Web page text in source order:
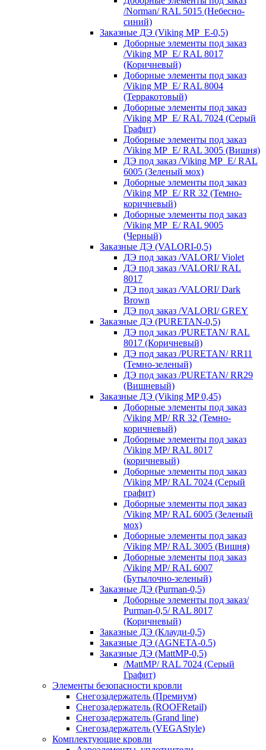
/Norman/ RAL 5015 (Небесно-
синий)
Заказные ДЭ (Viking MP_E-0,5)
Доборные элементы под заказ
/Viking MP_E/ RAL 8017
(Коричневый)
Доборные элементы под заказ
/Viking MP_E/ RAL 8004
(Терракотовый)
Доборные элементы под заказ
/Viking MP_E/ RAL 7024 (Серый
Графит)
Доборные элементы под заказ
/Viking MP_E/ RAL 3005 (Вишня)
ДЭ под заказ /Viking MP_E/ RAL
6005 (Зеленый мох)
Доборные элементы под заказ
/Viking MP_E/ RR 32 (Темно-
коричневый)
Доборные элементы под заказ
/Viking MP_E/ RAL 9005
(Черный)
Заказные ДЭ (VALORI-0,5)
ДЭ под заказ /VALORI/ Violet
ДЭ под заказ /VALORI/ RAL
8017
ДЭ под заказ /VALORI/ Dark
Brown
ДЭ под заказ /VALORI/ GREY
Заказные ДЭ (PURETAN-0,5)
ДЭ под заказ /PURETAN/ RAL
8017 (Коричневый)
ДЭ под заказ /PURETAN/ RR11
(Темно-зеленый)
ДЭ под заказ /PURETAN/ RR29
(Вишневый)
Заказные ДЭ (Viking MP 0,45)
Доборные элементы под заказ
/Viking MP/ RR 32 (Темно-
коричневый)
Доборные элементы под заказ
/Viking MP/ RAL 8017
(коричневый)
Доборные элементы под заказ
/Viking MP/ RAL 7024 (Серый
графит)
Доборные элементы под заказ
/Viking MP/ RAL 6005 (Зеленый
мох)
Доборные элементы под заказ
/Viking MP/ RAL 3005 (Вишня)
Доборные элементы под заказ
/Viking MP/ RAL 6007
(Бутылочно-зеленый)
Заказные ДЭ (Purman-0,5)
Доборные элементы под заказ/
Purman-0,5/ RAL 8017
(Коричневый)
Заказные ДЭ (Клауди-0,5)
Заказные ДЭ (AGNETA-0.5)
Заказные ДЭ (MattMP-0,5)
/MattMP/ RAL 7024 (Серый
Графит)
Элементы безопасности кровли
Снегозадержатель (Премиум)
Снегозадержатель (ROOFRetail)
Снегозадержатель (Grand line)
Снегозадержатель (VEGAStyle)
Комплектующие кровли